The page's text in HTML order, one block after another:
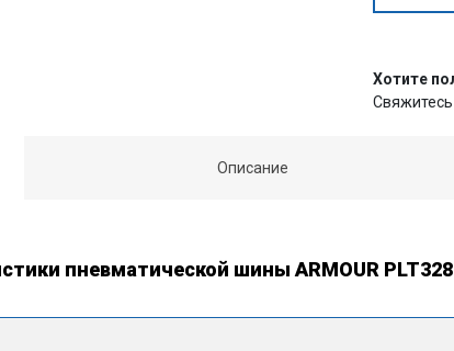
Хотите
Описание
пневматической шины ARMOUR PLT328